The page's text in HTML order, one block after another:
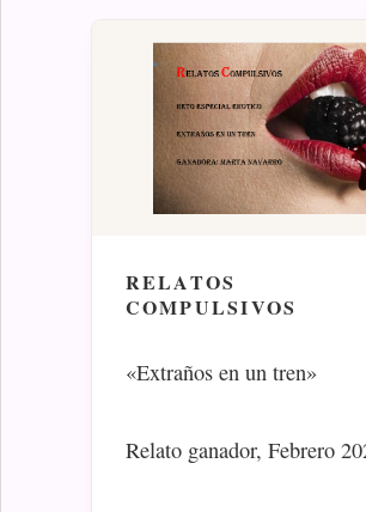
RELATOS
COMPULSIVOS
«Extraños en un tren»
Relato ganador, Febrero